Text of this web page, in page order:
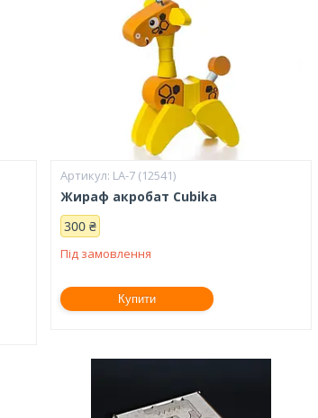
LA-7 (12541)
Жираф акробат Cubika
300 ₴
Під замовлення
Купити